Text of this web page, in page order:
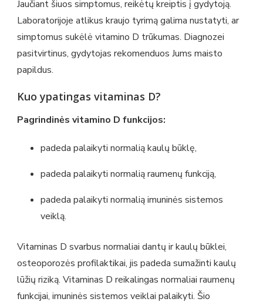
Jaučiant šiuos simptomus, reikėtų kreiptis į gydytoją.
Laboratorijoje atlikus kraujo tyrimą galima nustatyti, ar
simptomus sukėlė vitamino D trūkumas. Diagnozei
pasitvirtinus, gydytojas rekomenduos Jums maisto
papildus.
Kuo ypatingas vitaminas D?
Pagrindinės vitamino D funkcijos:
padeda palaikyti normalią kaulų būklę,
padeda palaikyti normalią raumenų funkciją,
padeda palaikyti normalią imuninės sistemos
veiklą.
Vitaminas D svarbus normaliai dantų ir kaulų būklei,
osteoporozės profilaktikai, jis padeda sumažinti kaulų
lūžių riziką. Vitaminas D reikalingas normaliai raumenų
funkcijai, imuninės sistemos veiklai palaikyti. Šio